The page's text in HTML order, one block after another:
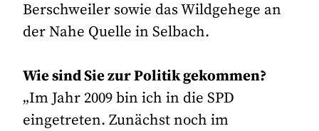
Berschweiler sowie das Wildgehege an
der Nahe Quelle in Selbach.
Wie sind Sie zur Politik gekommen?
„Im Jahr 2009 bin ich in die SPD
eingetreten. Zunächst noch im